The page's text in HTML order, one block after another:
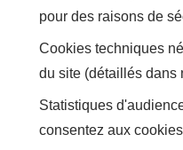
pour des raisons de
Cookies techniques
du site (détaillés dans
Statistiques
consentez aux